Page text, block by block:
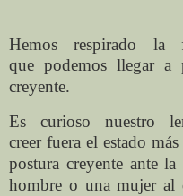
Hemos respirado
que podemos llegar a
creyente.
Es curioso nuestro
creer fuera el estado
postura creyente ante
hombre o una mujer al